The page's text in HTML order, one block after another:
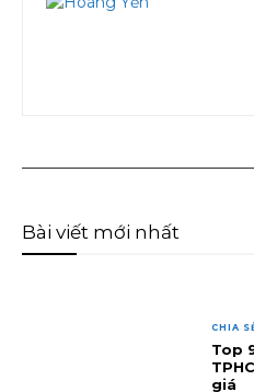
Bài viết mới nhất
CHIA
Top
giá